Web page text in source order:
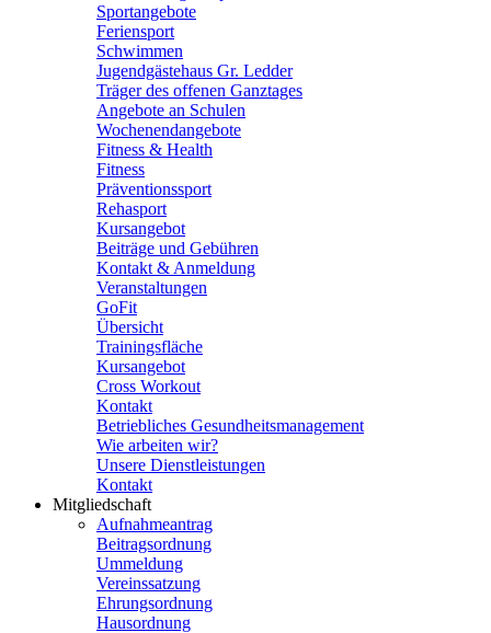
Sportangebote
Feriensport
Schwimmen
Jugendgästehaus Gr. Ledder
Träger des offenen Ganztages
Angebote an Schulen
Wochenendangebote
Fitness & Health
Fitness
Präventionssport
Rehasport
Kursangebot
Beiträge und Gebühren
Kontakt & Anmeldung
Veranstaltungen
GoFit
Übersicht
Trainingsfläche
Kursangebot
Cross Workout
Kontakt
Betriebliches Gesundheitsmanagement
Wie arbeiten wir?
Unsere Dienstleistungen
Kontakt
Mitgliedschaft
Aufnahmeantrag
Beitragsordnung
Ummeldung
Vereinssatzung
Ehrungsordnung
Hausordnung